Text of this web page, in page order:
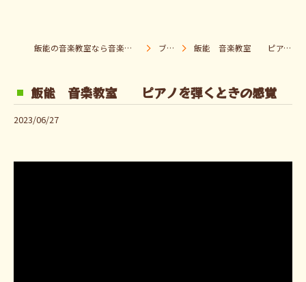
飯能の音楽教室なら音楽童クラブ Pパラダイス ブログ 飯能 音楽教室 ピアノを弾くときの感覚
飯能 音楽教室 ピアノを弾くときの感覚
2023/06/27